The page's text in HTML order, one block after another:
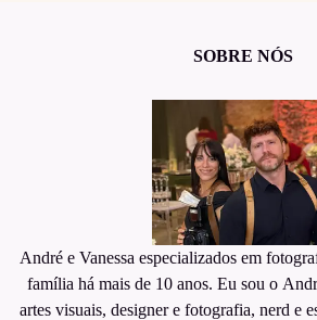
SOBRE NÓS
André e Vanessa especializados em
família há mais de 10 anos. Eu sou o
artes visuais, designer e fotografia, nerd e